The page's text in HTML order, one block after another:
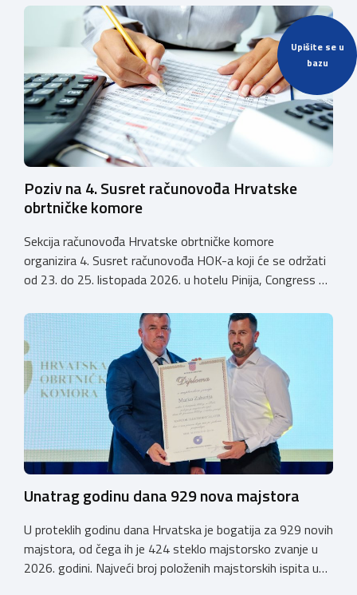
Upišite se u
bazu
koji još nemaju licenciju da pokrenu postupak
licenciranja kako bi budućim učenicima omogućili
kvalitetno i sigurno stjecanje praktičnih znanja, a
istodobno ulagali u razvoj […]
Poziv na 4. Susret računovođa Hrvatske
obrtničke komore
Sekcija računovođa Hrvatske obrtničke komore
organizira 4. Susret računovođa HOK-a koji će se održati
od 23. do 25. listopada 2026. u hotelu Pinija, Congress &
otvoren u petak, 23. listopada 2026. u
poslijepodnevnim, uz uvodno predavanje i pozdrav
domaćina. Tijekom subote, 24. listopada, održavat će se
predavanja, interaktivne radionice te okrugli stolovi na
aktualne teme. […]
Unatrag godinu dana 929 nova majstora
U proteklih godinu dana Hrvatska je bogatija za 929 novih
majstora, od čega ih je 424 steklo majstorsko zvanje u
2026. godini. Najveći broj položenih majstorskih ispita u